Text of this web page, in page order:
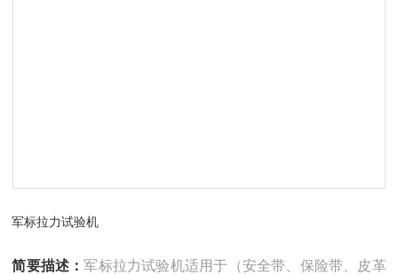
军标拉力试验机
简要描述：军标拉力试验机适用于（安全带、保险带、皮革